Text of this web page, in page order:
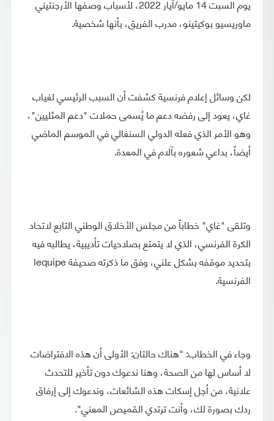
يوم السبت 14 مايو/أيار 2022، لأسباب وصفها الأرجنتيني
ماوريسيو بوكيتينو، مدرب الفريق، بأنها شخصية.
لكن وسائل إعلام فرنسية كشفت أن السبب الرئيسي لغياب
غاي، يعود إلى رفضه دعم ما يُسمى حملات "دعم المثليين"،
وهو الأمر الذي فعله الدولي السنغالي في الموسم الماضي
أيضاً، بداعي شعوره بآلام في المعدة.
وتلقى "غاي" خطاباً من مجلس الأخلاق الوطني التابع لاتحاد
الكرة الفرنسي، الذي لا يتمتع بصلاحيات تأديبية، يطالبه فيه
بتحديد موقفه بشكل علني، وفق ما ذكرته صحيفة lequipe
الفرنسية.
وجاء في الخطاب: "هناك حالتان: الأولى أن هذه الافتراضات
لا أساس لها من الصحة، وهنا ندعوك دون تأخير للتحدث
علانية، من أجل إسكات هذه الشائعات، وندعوك إلى إرفاق
ردك بصورة لك، وأنت ترتدي القميص المعني".